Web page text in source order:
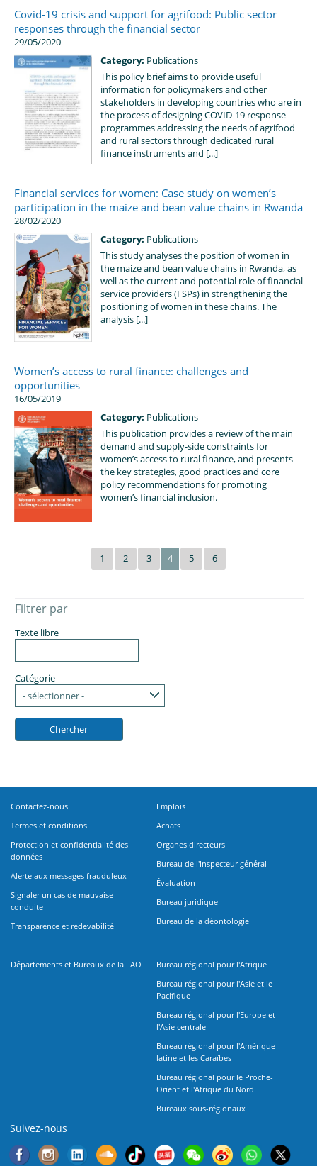
Covid-19 crisis and support for agrifood: Public sector
responses through the financial sector
29/05/2020
Category: Publications
This policy brief aims to provide useful
information for policymakers and other
stakeholders in developing countries who are in
the process of designing COVID-19 response
programmes addressing the needs of agrifood
and rural sectors through dedicated rural
finance instruments and [...]
Financial services for women: Case study on women’s
participation in the maize and bean value chains in Rwanda
28/02/2020
Category: Publications
This study analyses the position of women in
the maize and bean value chains in Rwanda, as
well as the current and potential role of financial
service providers (FSPs) in strengthening the
positioning of women in these chains. The
analysis [...]
Women’s access to rural finance: challenges and
opportunities
16/05/2019
Category: Publications
This publication provides a review of the main
demand and supply-side constraints for
women’s access to rural finance, and presents
the key strategies, good practices and core
policy recommendations for promoting
women’s financial inclusion.
1 2 3 4 5 6
Filtrer par
Texte libre
Catégorie
- sélectionner -
Contactez-nous
Termes et conditions
Protection et confidentialité des
données
Alerte aux messages frauduleux
Signaler un cas de mauvaise
conduite
Transparence et redevabilité
Emplois
Achats
Organes directeurs
Bureau de l'Inspecteur général
Évaluation
Bureau juridique
Bureau de la déontologie
Départements et Bureaux de la FAO
Bureau régional pour l'Afrique
Bureau régional pour l'Asie et le
Pacifique
Bureau régional pour l'Europe et
l'Asie centrale
Bureau régional pour l'Amérique
latine et les Caraïbes
Bureau régional pour le Proche-
Orient et l'Afrique du Nord
Bureaux sous-régionaux
Suivez-nous